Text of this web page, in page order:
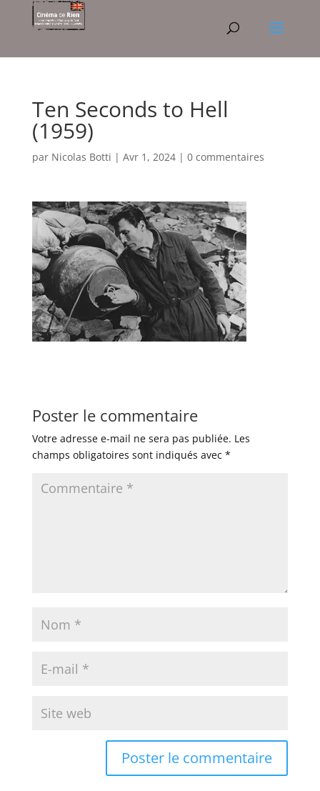
Ten Seconds to Hell
(1959)
par Nicolas Botti | Avr 1, 2024| 0 commentaires
Poster le commentaire
Votre adresse e-mail ne sera pas publiée. Les
champs obligatoires sont indiqués avec *